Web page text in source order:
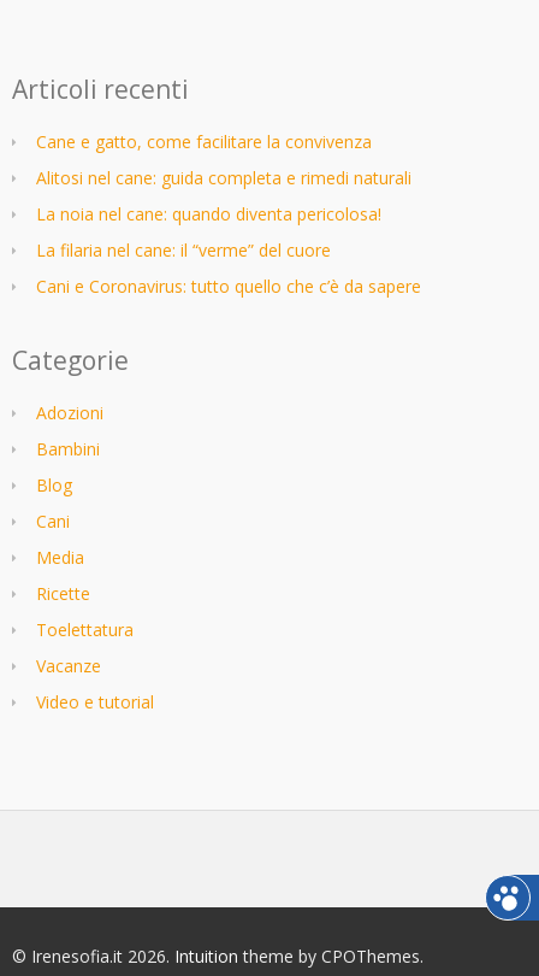
Articoli recenti
Cane e gatto, come facilitare la convivenza
Alitosi nel cane: guida completa e rimedi naturali
La noia nel cane: quando diventa pericolosa!
La filaria nel cane: il “verme” del cuore
Cani e Coronavirus: tutto quello che c’è da sapere
Categorie
Adozioni
Bambini
Blog
Cani
Media
Ricette
Toelettatura
Vacanze
Video e tutorial
© Irenesofia.it 2026. Intuition theme by CPOThemes.